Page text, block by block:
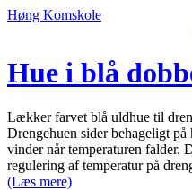
Høng Komskole
Hue i blå
Lækker farvet blå uldhue til
Drengehuen sider behageligt
vinder når temperaturen falder.
regulering af temperatur på
(Læs mere)